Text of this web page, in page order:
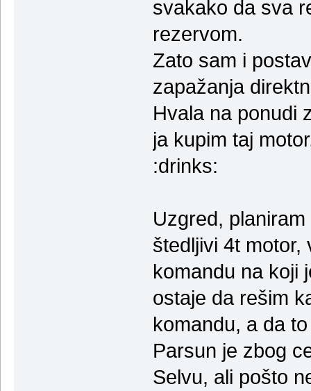
svakako da sva
rezervom.
Zato sam i
zapažanja
Hvala na ponudi
ja kupim taj
:drinks:
Uzgred,
štedljivi 4t motor,
komandu na koji
ostaje da rešim
komandu, a da
Parsun je zbog
Selvu, ali pošto